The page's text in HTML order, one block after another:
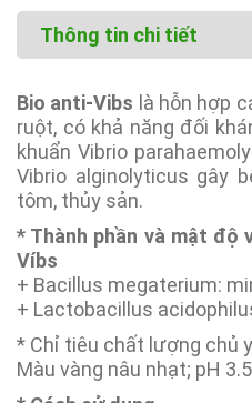
Thông tin chi tiết
Bio anti-Vibs là hỗn hợp
ruột, có khả năng đối
khuẩn Vibrio
Vibrio alginolyticus gây
tôm, thủy sản.
* Thành phần và mật
Víbs
+ Bacillus megaterium:
+ Lactobacillus
* Chỉ tiêu chất lượng chủ
Màu vàng nâu nhạt; pH